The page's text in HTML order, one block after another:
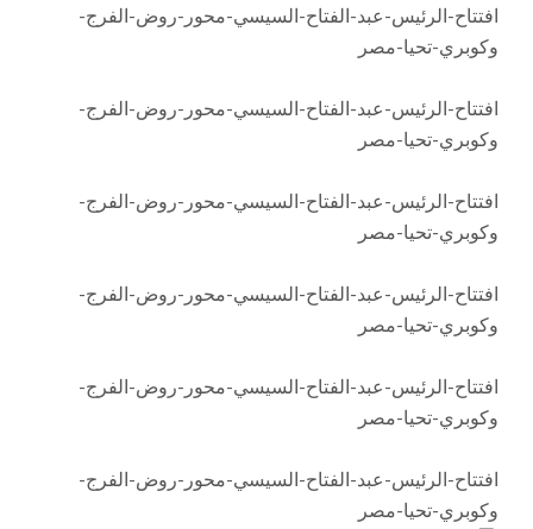
افتتاح-الرئيس-عبد-الفتاح-السيسي-محور-روض-الفرج-
وكوبري-تحيا-مصر
افتتاح-الرئيس-عبد-الفتاح-السيسي-محور-روض-الفرج-
وكوبري-تحيا-مصر
افتتاح-الرئيس-عبد-الفتاح-السيسي-محور-روض-الفرج-
وكوبري-تحيا-مصر
افتتاح-الرئيس-عبد-الفتاح-السيسي-محور-روض-الفرج-
وكوبري-تحيا-مصر
افتتاح-الرئيس-عبد-الفتاح-السيسي-محور-روض-الفرج-
وكوبري-تحيا-مصر
افتتاح-الرئيس-عبد-الفتاح-السيسي-محور-روض-الفرج-
وكوبري-تحيا-مصر